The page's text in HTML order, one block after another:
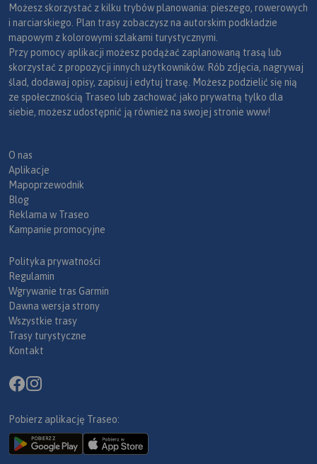
Możesz skorzystać z kilku trybów planowania: pieszego, rowerowych
i narciarskiego. Plan trasy zobaczysz na autorskim podkładzie
mapowym z kolorowymi szlakami turystycznymi.
Przy pomocy aplikacji możesz podążać zaplanowaną trasą lub
skorzystać z propozycji innych użytkowników. Rób zdjęcia, nagrywaj
ślad, dodawaj opisy, zapisuj i edytuj trasę. Możesz podzielić się nią
ze społecznością Traseo lub zachować jako prywatną tylko dla
siebie, możesz udostępnić ją również na swojej stronie www!
O nas
Aplikacje
Mapoprzewodnik
Blog
Reklama w Traseo
Kampanie promocyjne
Polityka prywatności
Regulamin
Wgrywanie tras Garmin
Dawna wersja strony
Wszystkie trasy
Trasy turystyczne
Kontakt
Pobierz aplikację Traseo: